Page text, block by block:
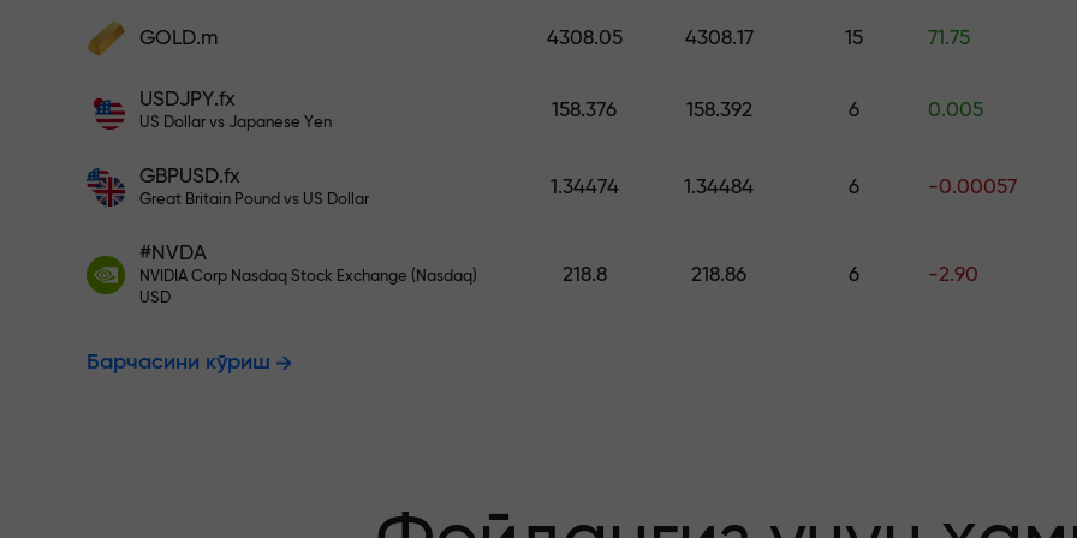
Ҳисобни тўлдиринг ва
бонус олинг. X1000 хато эмас. Депозит
қанча катта бўлса, мультипликатор
Ҳисобингизни $333 билан тўлдиринг — $1,500 гача қийматдаги
Рисксиз савдо қилинг —
фойдангиз кафолатланади
X1000 гача бонус —
GOLD.m 4308.05 4308.17 15 71.75
USDJPY.fx
US Dollar vs Japanese Yen
158.376 158.392 6 0.005
GBPUSD.fx
Great Britain Pound vs US Dollar
1.34474 1.34484 6 -0.00057
#NVDA
NVIDIA Corp Nasdaq Stock Exchange (Nasdaq)
USD
218.8 218.86 6 -2.90
Барчасини кўриш